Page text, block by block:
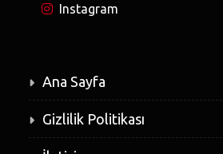
Instagram
Ana Sayfa
Gizlilik Politikası